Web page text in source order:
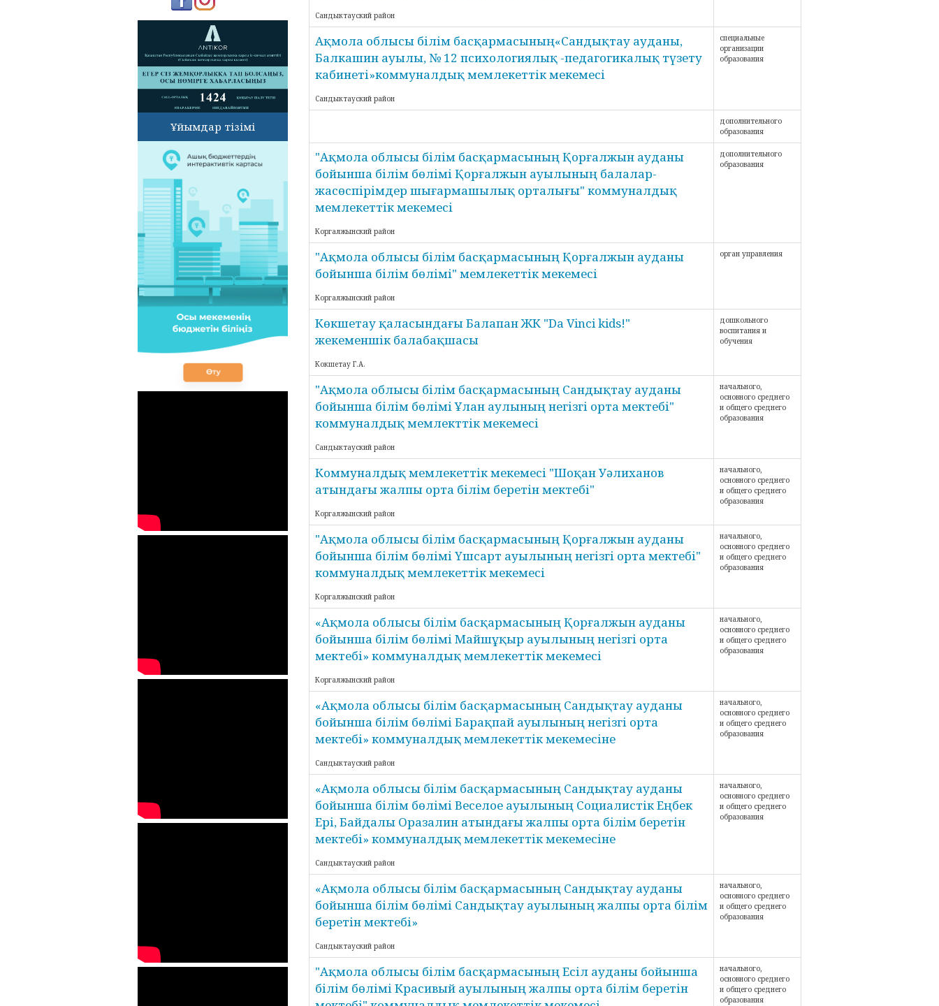
Ұйымдар тізімі
Сандыктауский район
Ақмола облысы білім басқармасының«Сандықтау ауданы,
Балкашин ауылы, № 12 психологиялық -педагогикалық түзету
кабинеті»коммуналдық мемлекеттік мекемесі
Сандыктауский район
специальные
организации
образования
дополнительного
образования
"Ақмола облысы білім басқармасының Қорғалжын ауданы
бойынша білім бөлімі Қорғалжын ауылының балалар-
жасөспірімдер шығармашылық орталығы" коммуналдық
мемлекеттік мекемесі
Коргалжынский район
дополнительного
образования
"Ақмола облысы білім басқармасының Қорғалжын ауданы
бойынша білім бөлімі" мемлекеттік мекемесі
Коргалжынский район
орган управления
Көкшетау қаласындағы Балапан ЖК "Da Vinci kids!"
жекеменшік балабақшасы
Кокшетау Г.А.
дошкольного
воспитания и
обучения
"Ақмола облысы білім басқармасының Сандықтау ауданы
бойынша білім бөлімі Ұлан аулының негізгі орта мектебі"
коммуналдық мемлекттік мекемесі
Сандыктауский район
начального,
основного среднего
и общего среднего
образования
Коммуналдық мемлекеттік мекемесі "Шоқан Уәлиханов
атындағы жалпы орта білім беретін мектебі"
Коргалжынский район
начального,
основного среднего
и общего среднего
образования
"Ақмола облысы білім басқармасының Қорғалжын ауданы
бойынша білім бөлімі Үшсарт ауылының негізгі орта мектебі"
коммуналдық мемлекеттік мекемесі
Коргалжынский район
начального,
основного среднего
и общего среднего
образования
«Ақмола облысы білім басқармасының Қорғалжын ауданы
бойынша білім бөлімі Майшұқыр ауылының негізгі орта
мектебі» коммуналдық мемлекеттік мекемесі
Коргалжынский район
начального,
основного среднего
и общего среднего
образования
«Ақмола облысы білім басқармасының Сандықтау ауданы
бойынша білім бөлімі Барақпай ауылының негізгі орта
мектебі» коммуналдық мемлекеттік мекемесіне
Сандыктауский район
начального,
основного среднего
и общего среднего
образования
«Ақмола облысы білім басқармасының Сандықтау ауданы
бойынша білім бөлімі Веселое ауылының Социалистік Еңбек
Ері, Байдалы Оразалин атындағы жалпы орта білім беретін
мектебі» коммуналдық мемлекеттік мекемесіне
Сандыктауский район
начального,
основного среднего
и общего среднего
образования
«Ақмола облысы білім басқармасының Сандықтау ауданы
бойынша білім бөлімі Сандықтау ауылының жалпы орта білім
беретін мектебі»
Сандыктауский район
начального,
основного среднего
и общего среднего
образования
"Ақмола облысы білім басқармасының Есіл ауданы бойынша
білім бөлімі Красивый ауылының жалпы орта білім беретін
начального,
основного среднего
и общего среднего
образования